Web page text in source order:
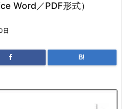
Word／PDF形式）
日
B!